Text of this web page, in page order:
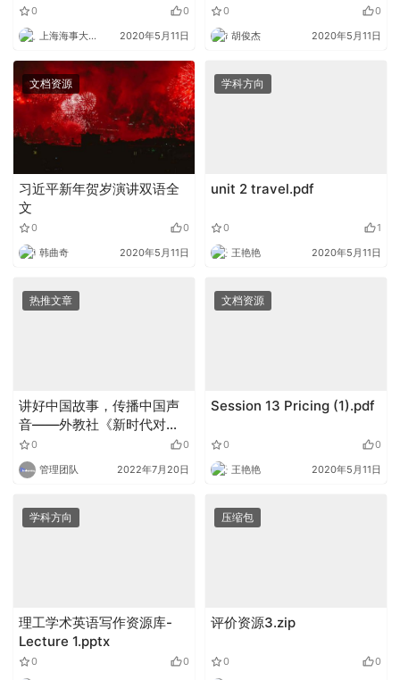
0 0
上海海事大学外语 2020年5月11日
0 0
胡俊杰 2020年5月11日
文档资源
习近平新年贺岁演讲双语全
文
0 0
韩曲奇 2020年5月11日
学科方向
unit 2 travel.pdf
0 1
王艳艳 2020年5月11日
热推文章
讲好中国故事，传播中国声
音——外教社《新时代对外
宣传与翻译研究》出版
0 0
管理团队 2022年7月20日
文档资源
Session 13 Pricing (1).pdf
0 0
王艳艳 2020年5月11日
学科方向
理工学术英语写作资源库-
Lecture 1.pptx
0 0
压缩包
评价资源3.zip
0 0